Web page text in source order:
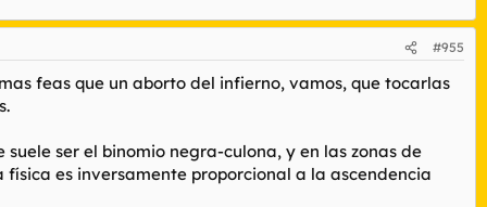
#955
feas que un aborto del infierno, vamos, que tocarlas
ser el binomio negra-culona, y en las zonas de
física es inversamente proporcional a la ascendencia